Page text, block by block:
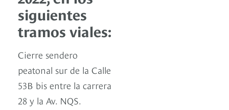
siguientes
tramos viales:
Cierre sendero
peatonal sur de la Calle
53B bis entre la carrera
28 y la Av. NQS.